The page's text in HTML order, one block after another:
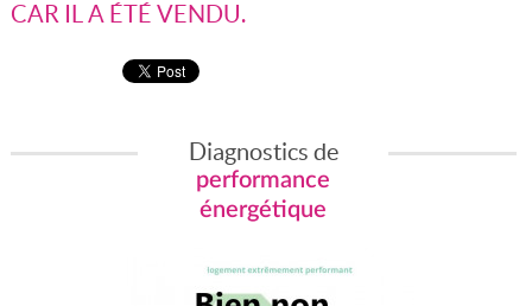
CAR IL A ÉTÉ VENDU.
Diagnostics de
performance
énergétique